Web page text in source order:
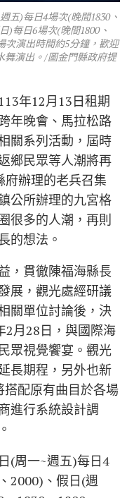
五)每日4場次(晚間1830、
)每日6場次(晚間1800、
次演出時間約5分鐘，歡迎
舞演出。/圖金門縣政府提
年12月13日租期
年晚會、馬拉松路
關系列活動，屆時
鄉民眾等人潮將再
辦理的老兵召集
公所辦理的九宮格
很多的人潮，再則
的想法。
，貫徹陳福海縣長
展，觀光處經研議
關單位討論後，決
2月28日，與國際海
眾視覺饗宴。觀光
長期程，另外也新
配原有曲目於各場
進行系統設計調
(周一~週五)每日4
2000)、假日(週